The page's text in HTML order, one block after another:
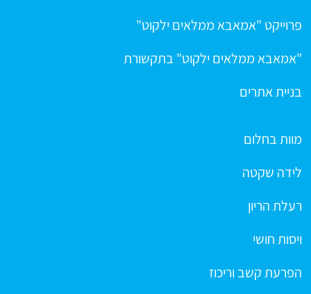
פרוייקט "אמאבא ממלאים ילקוט"
"אמאבא ממלאים ילקוט" בתקשורת
בניית אתרים
מוות בחלום
לידה שקטה
רעלת הריון
ויסות חושי
הפרעת קשב וריכוז